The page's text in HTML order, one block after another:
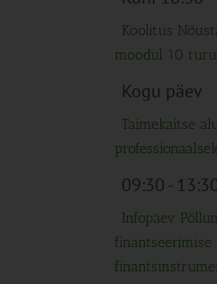
Koolitus
moodul 10
Kogu päev
Taimekaitse
09:30-
Infopäev
finantseerimise